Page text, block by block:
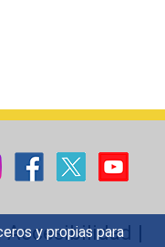
y propias para
Accesibilidad |